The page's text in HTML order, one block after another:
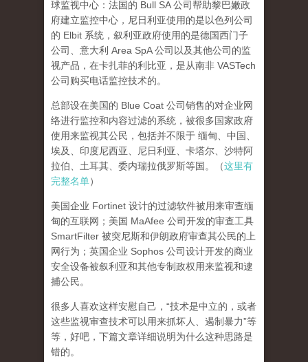
球监视中心：法国的 Bull SA 公司帮助黎巴嫩政
府建立监控中心，尼日利亚使用的是以色列公司
的 Elbit 系统，叙利亚政府使用的是德国西门子
公司、意大利 Area SpA 公司以及其他公司的监
视产品，在卡扎菲的利比亚，是从南非 VASTech
公司购买电话监控技术的。
总部设在美国的 Blue Coat 公司销售的对企业网
络进行监控和内容过滤的系统，被很多国家政府
使用来监视其公民，包括并不限于 缅甸、 中国
埃及、印度尼西亚、尼日利亚、卡塔尔、沙特阿
拉伯、土耳其、委内瑞拉俄罗斯等国。（这里有
完整名单）
美国企业 Fortinet 设计的过滤软件被用来审查缅
甸的互联网；美国 MaAfee 公司开发的审查工具
SmartFilter 被突尼斯和伊朗政府审查其公民的上
网行为；英国企业 Sophos 公司设计开发的商业
安全设备被叙利亚和其他专制政权用来监视和逮
捕公民。
很多人喜欢这样安慰自己，“技术是中立的，或者
这些监视审查技术可以用来抓坏人、遏制暴力”等
等，好吧，下篇文章详细说明为什么这种思路是
错的。